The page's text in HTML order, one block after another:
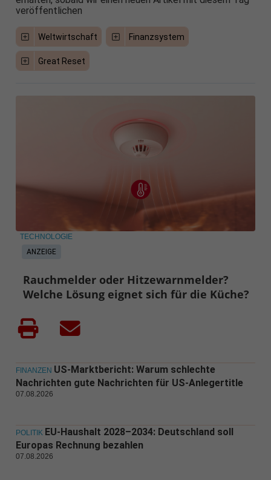
veröffentlichen
Weltwirtschaft Finanzsystem
Great Reset
ANZEIGE
TECHNOLOGIE
Rauchmelder oder Hitzewarnmelder?
Welche Lösung eignet sich für die Küche?
FINANZEN US-Marktbericht: Warum schlechte
Nachrichten gute Nachrichten für US-Anlegertitle
07.08.2026
POLITIK EU-Haushalt 2028–2034: Deutschland soll
Europas Rechnung bezahlen
07.08.2026